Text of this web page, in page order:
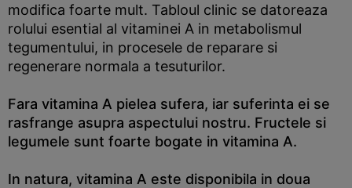
modifica foarte mult. Tabloul clinic se datoreaza
rolului esential al vitaminei A in metabolismul
tegumentului, in procesele de reparare si
regenerare normala a tesuturilor.
Fara vitamina A pielea sufera, iar suferinta ei se
rasfrange asupra aspectului nostru. Fructele si
legumele sunt foarte bogate in vitamina A.
In natura, vitamina A este disponibila in doua